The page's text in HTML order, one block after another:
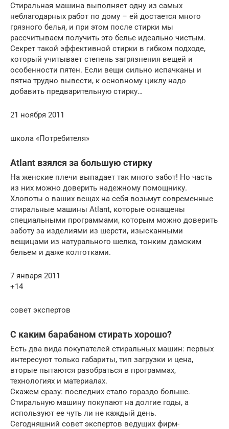
Стиральная машина выполняет одну из самых
неблагодарных работ по дому – ей достается много
грязного белья, и при этом после стирки мы
рассчитываем получить это белье идеально чистым.
Секрет такой эффективной стирки в гибком подходе,
который учитывает степень загрязнения вещей и
особенности пятен. Если вещи сильно испачканы и
пятна трудно вывести, к основному циклу надо
добавить предварительную стирку…
21 ноября 2011
школа «Потребителя»
Atlant взялся за большую стирку
На женские плечи выпадает так много забот! Но часть
из них можно доверить надежному помощнику.
Хлопоты о ваших вещах на себя возьмут современные
стиральные машины Atlant, которые оснащены
специальными программами, которым можно доверить
заботу за изделиями из шерсти, изысканными
вещицами из натурального шелка, тонким дамским
бельем и даже колготками.
7 января 2011
+14
совет экспертов
С каким барабаном стирать хорошо?
Есть два вида покупателей стиральных машин: первых
интересуют только габариты, тип загрузки и цена,
вторые пытаются разобраться в программах,
технологиях и материалах.
Скажем сразу: последних стало гораздо больше.
Стиральную машину покупают на долгие годы, а
используют ее чуть ли не каждый день.
Сегодняшний совет экспертов ведущих фирм-